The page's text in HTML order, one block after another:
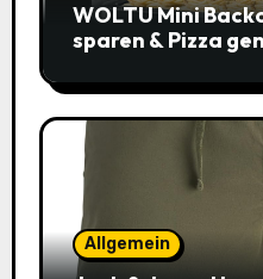
WOLTU Mini
sparen & Pizza
Allgemein